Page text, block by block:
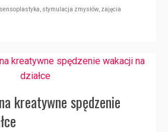
sensoplastyka stymulacja zmysłów zajęcia
kreatywne spędzenie